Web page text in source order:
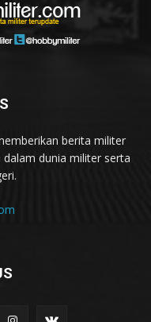
berita militer
dunia militer serta